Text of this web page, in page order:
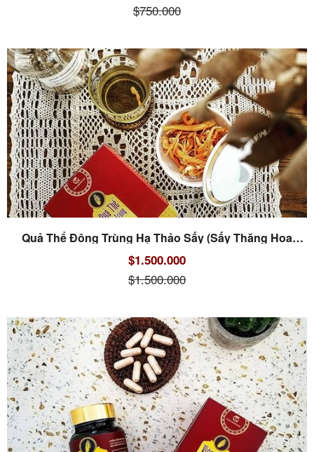
$750.000
Quả Thể Đông Trùng Hạ Thảo Sấy (Sấy Thăng Hoa
$1.500.000
$1.500.000